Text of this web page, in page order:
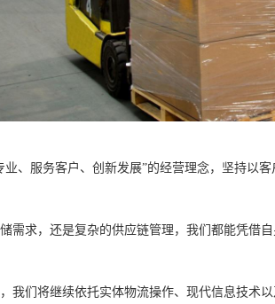
业、服务客户、创新发展”的经营理念，坚持以
需求，还是复杂的供应链管理，我们都能凭借
我们将继续依托实体物流操作、现代信息技术